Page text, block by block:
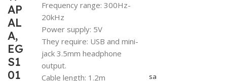
AP
AL
A,
EG
S1
01
Frequency range: 300Hz-
20kHz
Power supply: 5V
They require: USB and mini-
jack 3.5mm headphone
output.
Cable length: 1.2m
sa